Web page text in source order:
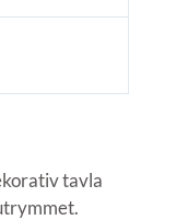
tavla